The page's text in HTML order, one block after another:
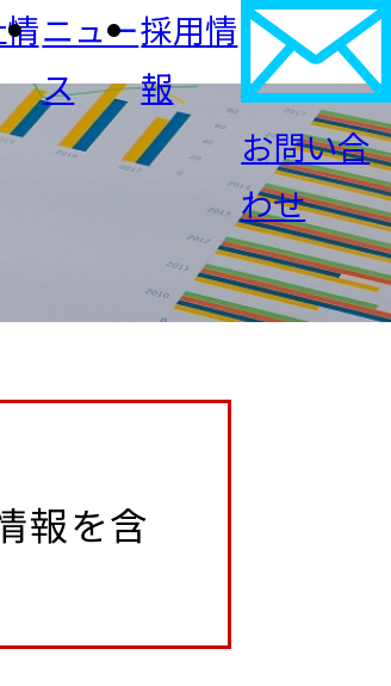
産
フラ
ダー
るご質問
掲載
ステナビリ
ニュー
ス
キュリティ
採用情
報
お問い合
わせ
報を含